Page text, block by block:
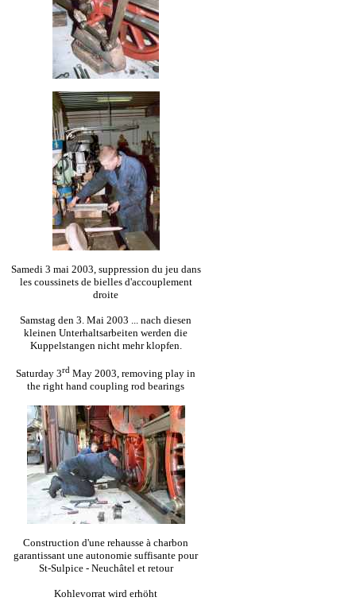
Samedi 3 mai 2003, suppression du jeu dans
les coussinets de bielles d'accouplement
droite
Samstag den 3. Mai 2003 ... nach diesen
kleinen Unterhaltsarbeiten werden die
Kuppelstangen nicht mehr klopfen.
Saturday 3rd May 2003, removing play in
the right hand coupling rod bearings
Construction d'une rehausse à charbon
garantissant une autonomie suffisante pour
St-Sulpice - Neuchâtel et retour
Kohlevorrat wird erhöht